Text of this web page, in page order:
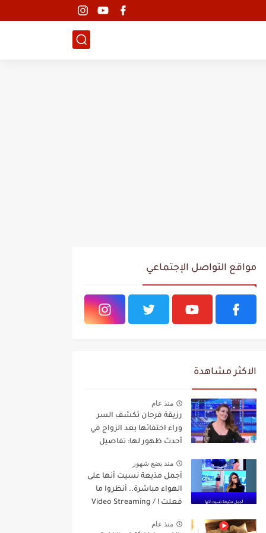
مواقع التواصل الإجتماعي
الاكثر مشاهدة
منذ عام
رزيقة فرحان تكشف السر
وراء اختفائها بعد الزواج في
أحدث ظهور لها: تفاصيل
منذ بضع شهور
أجمل مذيعة نسيت أنها على
الهواء مباشرة.. أنظروا ما
فعلت ! / Video Streaming
منذ عام